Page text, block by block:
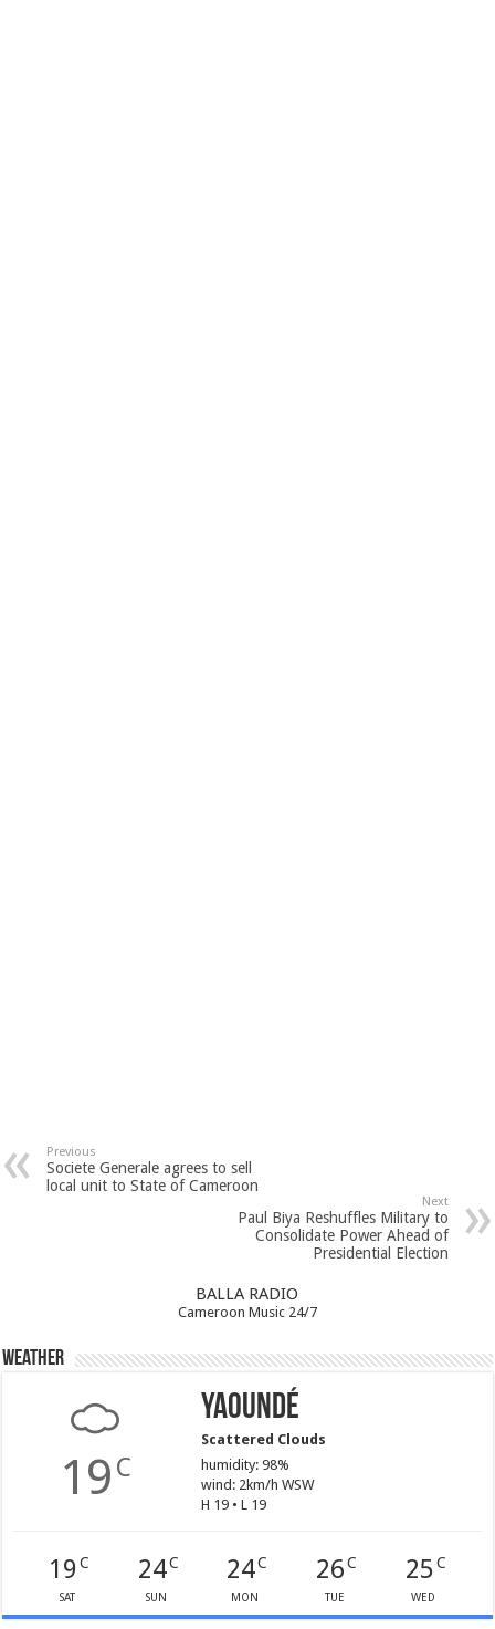
Previous
Societe Generale agrees to sell
local unit to State of Cameroon
Next
Paul Biya Reshuffles Military to
Consolidate Power Ahead of
Presidential Election
BALLA RADIO
Cameroon Music 24/7
Weather
19 C
Yaoundé
Scattered Clouds
humidity: 98%
wind: 2km/h WSW
H 19 • L 19
19C
SAT
24C
SUN
24C
MON
26C
TUE
25C
WED